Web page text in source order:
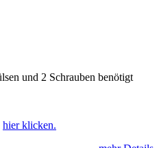
und 2 Schrauben benötigt
hier klicken.